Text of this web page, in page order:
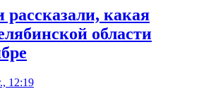
какая
области
12:19